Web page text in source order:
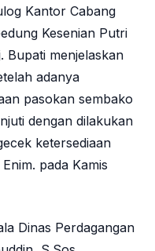
Kantor Cabang
Kesenian Putri
Bupati menjelaskan
adanya
pasokan sembako
dengan dilakukan
ketersediaan
pada Kamis
Dinas Perdagangan